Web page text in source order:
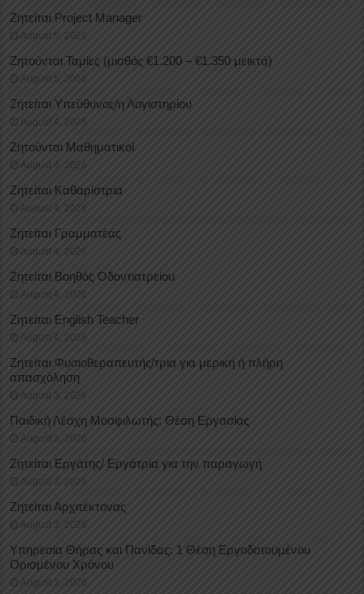
Ζητείται Project Manager
August 5, 2026
Ζητούνται Ταμίες (μισθός €1.200 – €1.350 μεικτά)
August 5, 2026
Ζητείται Υπεύθυνος/η Λογιστηρίου
August 4, 2026
Ζητούνται Μαθηματικοί
August 4, 2026
Ζητείται Καθαρίστρια
August 4, 2026
Ζητείται Γραμματέας
August 4, 2026
Ζητείται Βοηθός Οδοντιατρείου
August 4, 2026
Ζητείται English Teacher
August 4, 2026
Ζητείται Φυσιοθεραπευτής/τρια για μερική ή πλήρη
απασχόληση
August 3, 2026
Παιδική Λέσχη Μοσφιλωτής: Θέση Εργασίας
August 3, 2026
Ζητείται Εργάτης/ Εργάτρια για την παραγωγή
August 3, 2026
Ζητείται Αρχιτέκτονας
August 3, 2026
Υπηρεσία Θήρας και Πανίδας: 1 Θέση Eργοδοτουμένου
Oρισμένου Xρόνου
August 3, 2026